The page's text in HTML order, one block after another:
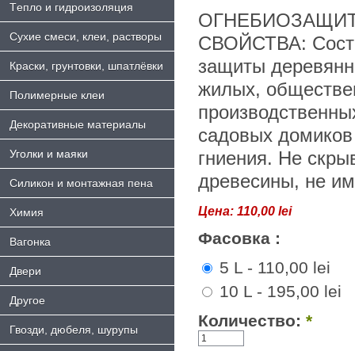
Tепло и гидроизоляция
Сухие смеси, клеи, растворы
Краски, грунтовки, шпатлёвки
Полимерные клеи
Декоративные материалы
Уголки и маяки
Силикон и монтажная пена
Химия
Bагонка
Двери
Другое
Гвозди, дюбеля, шурупы
СВОЙСТВА:
защиты
жилых,
садовых домиков
гниения. Не
древесины, не
Цена: 110,00 lei
Фасовка :
5 L - 110,00 lei
10 L - 195,00 lei
Количество: *